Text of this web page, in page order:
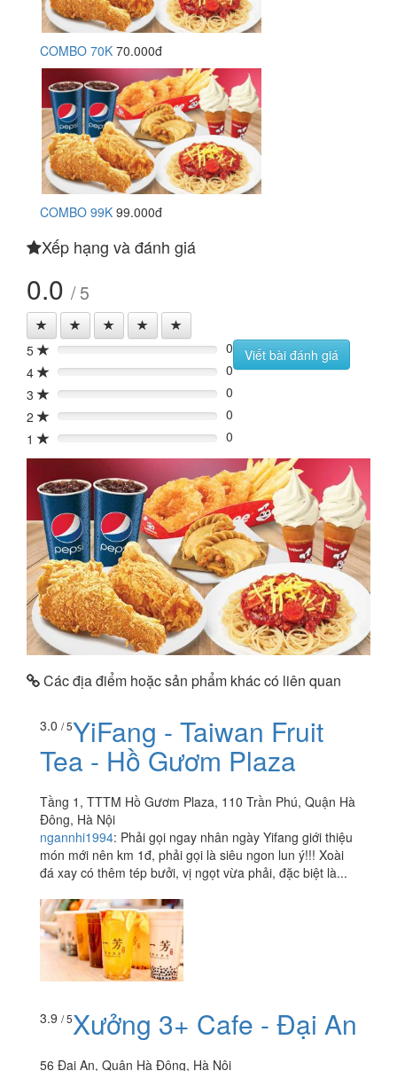
COMBO 70K 70.000đ
COMBO 99K 99.000đ
Xếp hạng và đánh giá
0.0 / 5
5 0%
0
4
0%
0
3
0%
0
2
0%
0
1
0% 0
Viết bài đánh giá
Các địa điểm hoặc sản phẩm khác có liên quan
3.0 / 5YiFang - Taiwan Fruit
Tea - Hồ Gươm Plaza
Tầng 1, TTTM Hồ Gươm Plaza, 110 Trần Phú, Quận Hà
Đông, Hà Nội
ngannhi1994: Phải gọi ngay nhân ngày Yifang giới thiệu
món mới nên km 1đ, phải gọi là siêu ngon lun ý!!! Xoài
đá xay có thêm tép bưởi, vị ngọt vừa phải, đặc biệt là...
3.9 / 5Xưởng 3+ Cafe - Đại An
56 Đại An, Quận Hà Đông, Hà Nội